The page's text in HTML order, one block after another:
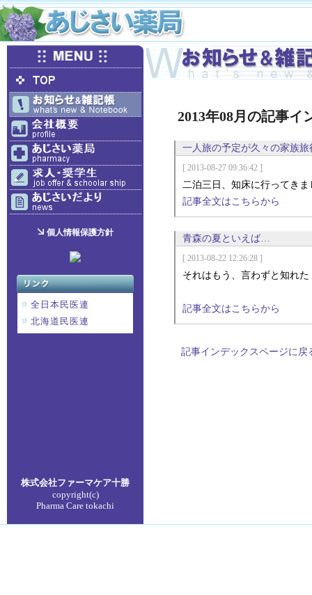
個人情報保護方針
全日本民医連
北海道民医連
2013年08月の記事イ
一人旅の予定が久々の家族
[ 2013-08-27 09:36:42 ]
二泊三日、知床に行ってきま
記事全文はこちらから
青森の夏といえば…
[ 2013-08-22 12:26:28 ]
それはもう、言わずと知れ
記事全文はこちらから
記事インデックスページに戻
株式会社ファーマケア十勝
copyright(c)
Pharma Care tokachi